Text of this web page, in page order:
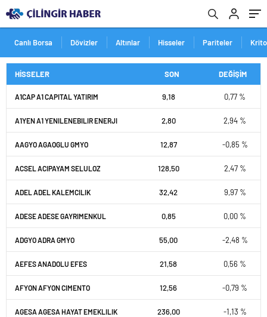
Canlı Borsa Dövizler Altınlar Hisseler Pariteler
HİSSELER SON DEĞİŞİM
A1CAP A1 CAPITAL YATIRIM 9,18 0,77 %
A1YEN A1 YENILENEBILIR ENERJI 2,80 2,94 %
AAGYO AGAOGLU GMYO 12,87 -0,85 %
ACSEL ACIPAYAM SELULOZ 128,50 2,47 %
ADEL ADEL KALEMCILIK 32,42 9,97 %
ADESE ADESE GAYRIMENKUL 0,85 0,00 %
ADGYO ADRA GMYO 55,00 -2,48 %
AEFES ANADOLU EFES 21,58 0,56 %
AFYON AFYON CIMENTO 12,56 -0,79 %
AGESA AGESA HAYAT EMEKLILIK 236,00 -1,13 %